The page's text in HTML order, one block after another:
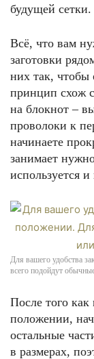
будущей сетки.
Всё, что вам
заготовки
них так, чтобы
принцип схож
на блокнот –
проволоки к
начинаете
занимает
используется
Для вашего удобства
всего подойдут
После того как
положении,
остальные
в размерах,